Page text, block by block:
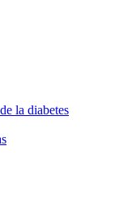
la diabetes